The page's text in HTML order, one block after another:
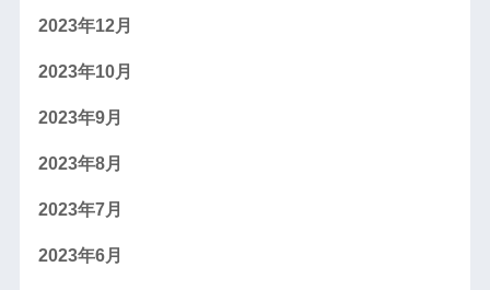
2023年12月
2023年10月
2023年9月
2023年8月
2023年7月
2023年6月